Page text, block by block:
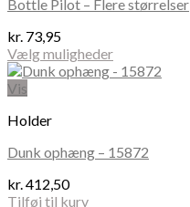
Mulighederne
vælges
på
varesiden
Bottle Pilot – Flere størrelser
kr. 73,95
Vælg muligheder
Dette
vare
flere
Mulighederne
vælges
Vis
Holder
Dunk ophæng – 15872
kr.412,50
Tilføj til kurv